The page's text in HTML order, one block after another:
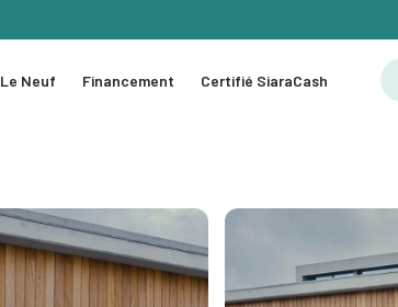
Le Neuf Financement Certifié SiaraCash